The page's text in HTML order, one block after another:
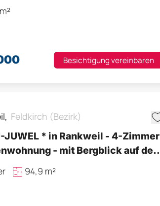
Besichtigung vereinbaren
Feldkirch (Bezirk)
JUWEL * in Rankweil - 4-Zimmer
- mit Bergblick auf den
2 TG-Plätzen
94,9 m²